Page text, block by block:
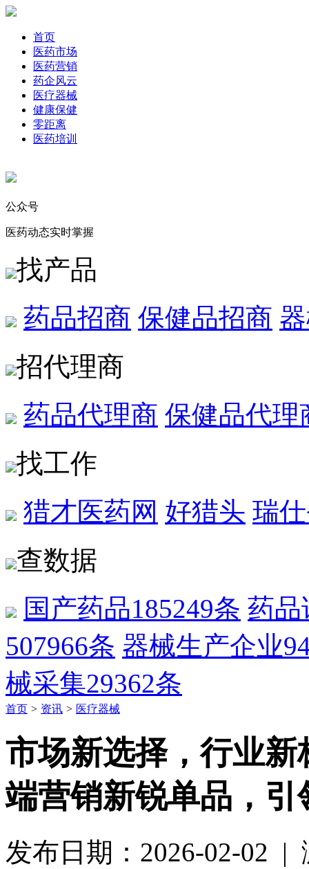
首页
医药市场
医药营销
药企风云
医疗器械
健康保健
零距离
医药培训
公众号
医药动态实时掌握
找产品
药品招商 保健品招商
招代理商
药品代理商 保健品代理
找工作
猎才医药网 好猎头 瑞
查数据
国产药品185249条 药品
507966条 器械生产企业
械采集29362条
首页 > 资讯 > 医疗器械
市场新选择，行业新
端营销新锐单品，引
发布日期：2026-02-02 |